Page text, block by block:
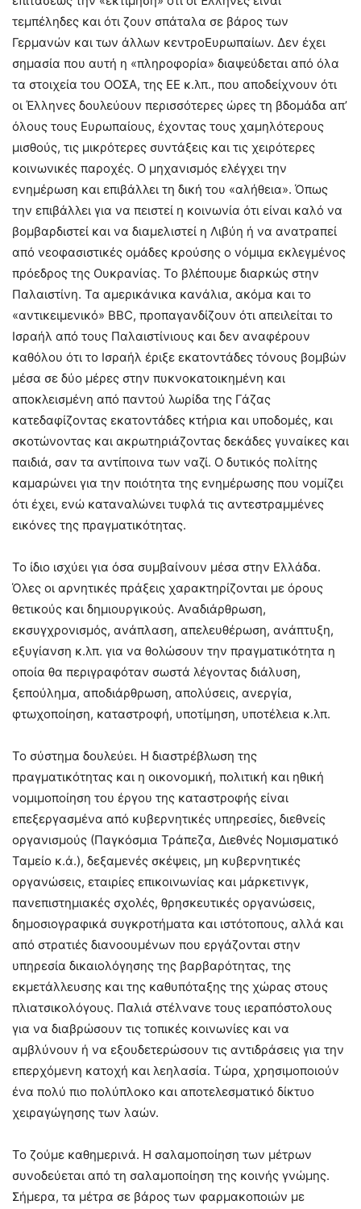
τεμπέληδες και ότι ζουν σπάταλα σε βάρος των
Γερμανών και των άλλων κεντροΕυρωπαίων. Δεν έχει
σημασία που αυτή η «πληροφορία» διαψεύδεται από όλα
τα στοιχεία του ΟΟΣΑ, της ΕΕ κ.λπ., που αποδείχνουν ότι
οι Έλληνες δουλεύουν περισσότερες ώρες τη βδομάδα απ’
όλους τους Ευρωπαίους, έχοντας τους χαμηλότερους
μισθούς, τις μικρότερες συντάξεις και τις χειρότερες
κοινωνικές παροχές. Ο μηχανισμός ελέγχει την
ενημέρωση και επιβάλλει τη δική του «αλήθεια». Όπως
την επιβάλλει για να πειστεί η κοινωνία ότι είναι καλό να
βομβαρδιστεί και να διαμελιστεί η Λιβύη ή να ανατραπεί
από νεοφασιστικές ομάδες κρούσης ο νόμιμα εκλεγμένος
πρόεδρος της Ουκρανίας. Το βλέπουμε διαρκώς στην
Παλαιστίνη. Τα αμερικάνικα κανάλια, ακόμα και το
«αντικειμενικό» BBC, προπαγανδίζουν ότι απειλείται το
Ισραήλ από τους Παλαιστίνιους και δεν αναφέρουν
καθόλου ότι το Ισραήλ έριξε εκατοντάδες τόνους βομβών
μέσα σε δύο μέρες στην πυκνοκατοικημένη και
αποκλεισμένη από παντού λωρίδα της Γάζας
κατεδαφίζοντας εκατοντάδες κτήρια και υποδομές, και
σκοτώνοντας και ακρωτηριάζοντας δεκάδες γυναίκες και
παιδιά, σαν τα αντίποινα των ναζί. Ο δυτικός πολίτης
καμαρώνει για την ποιότητα της ενημέρωσης που νομίζει
ότι έχει, ενώ καταναλώνει τυφλά τις αντεστραμμένες
εικόνες της πραγματικότητας.
Το ίδιο ισχύει για όσα συμβαίνουν μέσα στην Ελλάδα.
Όλες οι αρνητικές πράξεις χαρακτηρίζονται με όρους
θετικούς και δημιουργικούς. Αναδιάρθρωση,
εκσυγχρονισμός, ανάπλαση, απελευθέρωση, ανάπτυξη,
εξυγίανση κ.λπ. για να θολώσουν την πραγματικότητα η
οποία θα περιγραφόταν σωστά λέγοντας διάλυση,
ξεπούλημα, αποδιάρθρωση, απολύσεις, ανεργία,
φτωχοποίηση, καταστροφή, υποτίμηση, υποτέλεια κ.λπ.
Το σύστημα δουλεύει. Η διαστρέβλωση της
πραγματικότητας και η οικονομική, πολιτική και ηθική
νομιμοποίηση του έργου της καταστροφής είναι
επεξεργασμένα από κυβερνητικές υπηρεσίες, διεθνείς
οργανισμούς (Παγκόσμια Τράπεζα, Διεθνές Νομισματικό
Ταμείο κ.ά.), δεξαμενές σκέψεις, μη κυβερνητικές
οργανώσεις, εταιρίες επικοινωνίας και μάρκετινγκ,
πανεπιστημιακές σχολές, θρησκευτικές οργανώσεις,
δημοσιογραφικά συγκροτήματα και ιστότοπους, αλλά και
από στρατιές διανοουμένων που εργάζονται στην
υπηρεσία δικαιολόγησης της βαρβαρότητας, της
εκμετάλλευσης και της καθυπόταξης της χώρας στους
πλιατσικολόγους. Παλιά στέλνανε τους ιεραπόστολους
για να διαβρώσουν τις τοπικές κοινωνίες και να
αμβλύνουν ή να εξουδετερώσουν τις αντιδράσεις για την
επερχόμενη κατοχή και λεηλασία. Τώρα, χρησιμοποιούν
ένα πολύ πιο πολύπλοκο και αποτελεσματικό δίκτυο
χειραγώγησης των λαών.
Το ζούμε καθημερινά. Η σαλαμοποίηση των μέτρων
συνοδεύεται από τη σαλαμοποίηση της κοινής γνώμης.
Σήμερα, τα μέτρα σε βάρος των φαρμακοποιών με